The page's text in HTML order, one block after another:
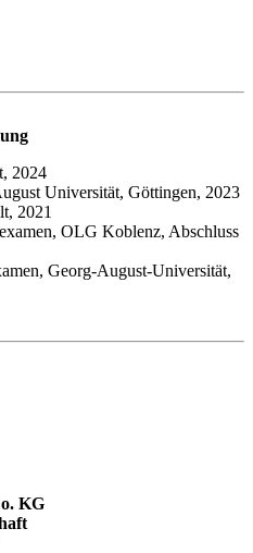
2024
Universität, Göttingen, 2023
2021
OLG Koblenz, Abschluss
Georg-August-Universität,
KG